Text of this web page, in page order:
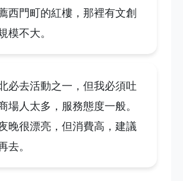
西門町的紅樓，那裡有文創
模不大。
必去活動之一，但我必須吐
場人太多，服務態度一般。
晚很漂亮，但消費高，建議
去。